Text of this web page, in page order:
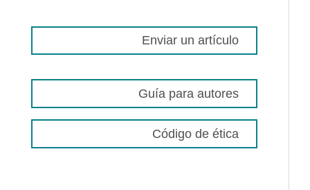
Enviar un artículo
Guía para autores
Código de ética